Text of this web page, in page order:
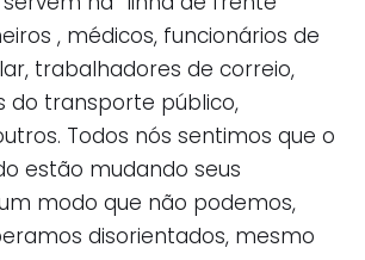
na “linha de frente”
, médicos, funcionários de
trabalhadores de correio,
do transporte público,
Todos nós sentimos que o
estão mudando seus
modo que não podemos,
disorientados, mesmo